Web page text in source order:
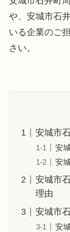
や、安城市石
いる企業のご
さい。
安城市
安
安
安城市
理由
安城市
安